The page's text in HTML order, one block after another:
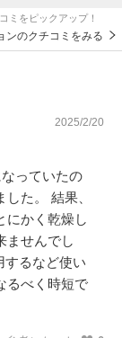
ミをピックアップ！
ンのクチコミをみる
2025/2/20
っていたの
た。 結果、
にかく乾燥し
ませんでし
するなど使い
るべく時短で